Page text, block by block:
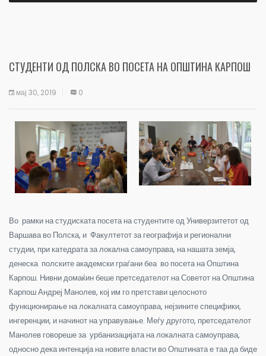
СТУДЕНТИ ОД ПОЛСКА ВО ПОСЕТА НА ОПШТИНА КАРПОШ
мај 30, 2019 0
Во рамки на студиската посета на студентите од Универзитетот од
Варшава во Полска, и Факултетот за географија и регионални
студии, при катедрата за локална самоуправа, на нашата земја,
денеска полските академски граѓани беа во посета на Општина
Карпош. Нивни домаќин беше претседателот на Советот на Општина
Карпош Андреј Манолев, кој им го претстави целосното
функционирање на локалната самоуправа, нејзините специфики,
ингеренции, и начинот на управување. Меѓу другото, претседателот
Манолев говореше за урбанизацијата на локалната самоуправа,
односно дека интенција на новите власти во Општината е таа да биде